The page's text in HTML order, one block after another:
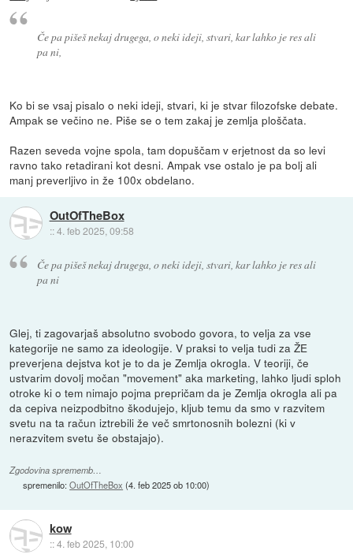
Če pa pišeš nekaj drugega, o neki ideji, stvari, kar lahko je res ali
pa ni,
Ko bi se vsaj pisalo o neki ideji, stvari, ki je stvar filozofske debate.
Ampak se večino ne. Piše se o tem zakaj je zemlja ploščata.
Razen seveda vojne spola, tam dopuščam v erjetnost da so levi
ravno tako retadirani kot desni. Ampak vse ostalo je pa bolj ali
manj preverljivo in že 100x obdelano.
OutOfTheBox
::4. feb 2025, 09:58
Če pa pišeš nekaj drugega, o neki ideji, stvari, kar lahko je res ali
pa ni
Glej, ti zagovarjaš absolutno svobodo govora, to velja za vse
kategorije ne samo za ideologije. V praksi to velja tudi za ŽE
preverjena dejstva kot je to da je Zemlja okrogla. V teoriji, če
ustvarim dovolj močan "movement" aka marketing, lahko ljudi sploh
otroke ki o tem nimajo pojma prepričam da je Zemlja okrogla ali pa
da cepiva neizpodbitno škodujejo, kljub temu da smo v razvitem
svetu na ta račun iztrebili že več smrtonosnih bolezni (ki v
nerazvitem svetu še obstajajo).
Zgodovina sprememb…
spremenilo:OutOfTheBox (4. feb 2025 ob 10:00)
kow
::4. feb 2025, 10:00